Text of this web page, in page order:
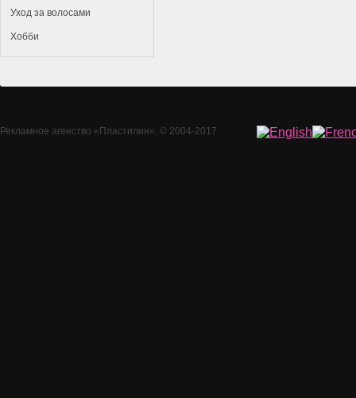
Уход за волосами
Хобби
Рекламное агенство «Пластилин». © 2004-2017